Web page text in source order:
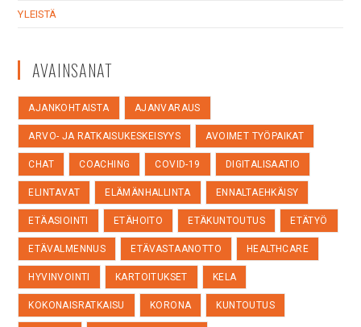
YLEISTÄ
AVAINSANAT
AJANKOHTAISTA AJANVARAUS
ARVO- JA RATKAISUKESKEISYYS AVOIMET TYÖPAIKAT
CHAT COACHING COVID-19 DIGITALISAATIO
ELINTAVAT ELÄMÄNHALLINTA ENNALTAEHKÄISY
ETÄASIOINTI ETÄHOITO ETÄKUNTOUTUS ETÄTYÖ
ETÄVALMENNUS ETÄVASTAANOTTO HEALTHCARE
HYVINVOINTI KARTOITUKSET KELA
KOKONAISRATKAISU KORONA KUNTOUTUS